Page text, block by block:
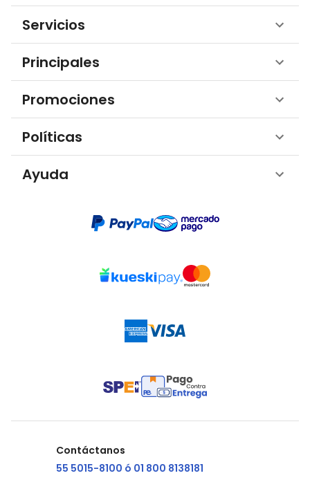
Servicios
Principales
Promociones
Políticas
Ayuda
Contáctanos
55 5015-8100 ó 01 800 8138181